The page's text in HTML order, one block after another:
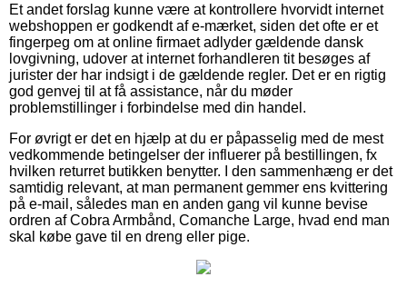
Et andet forslag kunne være at kontrollere hvorvidt internet
webshoppen er godkendt af e-mærket, siden det ofte er et
fingerpeg om at online firmaet adlyder gældende dansk
lovgivning, udover at internet forhandleren tit besøges af
jurister der har indsigt i de gældende regler. Det er en rigtig
god genvej til at få assistance, når du møder
problemstillinger i forbindelse med din handel.
For øvrigt er det en hjælp at du er påpasselig med de mest
vedkommende betingelser der influerer på bestillingen, fx
hvilken returret butikken benytter. I den sammenhæng er det
samtidig relevant, at man permanent gemmer ens kvittering
på e-mail, således man en anden gang vil kunne bevise
ordren af Cobra Armbånd, Comanche Large, hvad end man
skal købe gave til en dreng eller pige.